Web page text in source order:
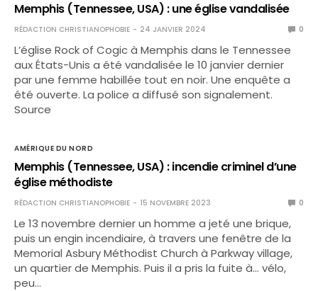
Memphis (Tennessee, USA) : une église vandalisée
RÉDACTION CHRISTIANOPHOBIE 24 JANVIER 2024 0
L’église Rock of Cogic à Memphis dans le Tennessee
aux États-Unis a été vandalisée le 10 janvier dernier
par une femme habillée tout en noir. Une enquête a
été ouverte. La police a diffusé son signalement.
Source
AMÉRIQUE DU NORD
Memphis (Tennessee, USA) : incendie criminel d’une
église méthodiste
RÉDACTION CHRISTIANOPHOBIE 15 NOVEMBRE 2023 0
Le 13 novembre dernier un homme a jeté une brique,
puis un engin incendiaire, à travers une fenêtre de la
Memorial Asbury Méthodist Church à Parkway village,
un quartier de Memphis. Puis il a pris la fuite à… vélo,
peu…